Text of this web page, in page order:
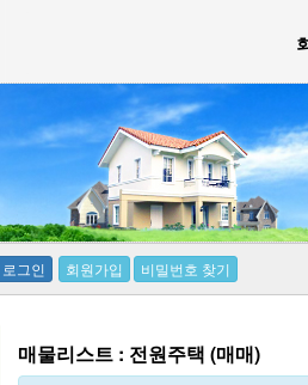
로그인 회원가입 비밀번호 찾기
매물리스트 : 전원주택 (매매)